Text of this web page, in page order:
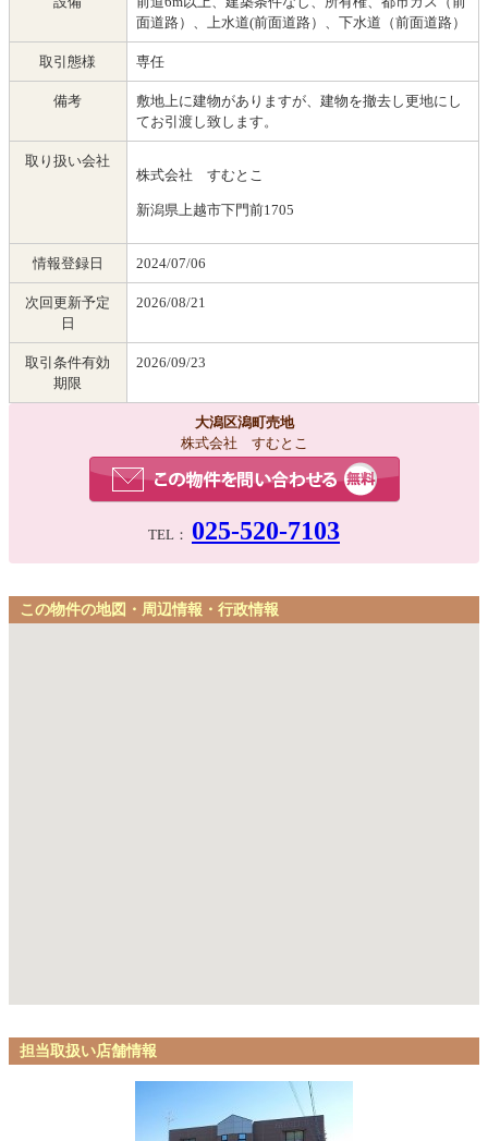
面道路）、上水道(前面道路）、下水道（前面道路）
取引態様 専任
備考
敷地上に建物がありますが、建物を撤去し更地にし
てお引渡し致します。
取り扱い会社
株式会社 すむとこ
新潟県上越市下門前1705
情報登録日 2024/07/06
次回更新予定
日
2026/08/21
取引条件有効
期限
2026/09/23
大潟区潟町売地
株式会社 すむとこ
TEL： 025-520-7103
この物件の地図・周辺情報・行政情報
担当取扱い店舗情報